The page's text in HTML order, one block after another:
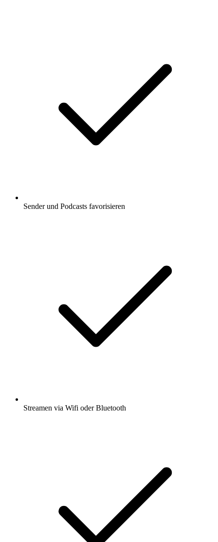
Sender und Podcasts favorisieren
Streamen via Wifi oder Bluetooth